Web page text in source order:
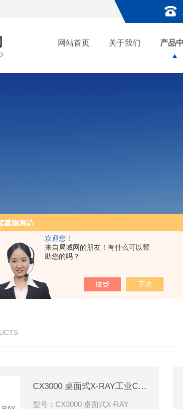
欢迎您！
来自局域网的朋友！有什么可以帮
助您的吗？
网站首页 关于我们 产品
ISD-NI-RX85-G13CT扫描仪 X射线源 微焦CT无损检测仪器
CX3000 桌面式X-RAY工业CT/3D X射线检测设备
型号：CX3000 桌面式X-RAY